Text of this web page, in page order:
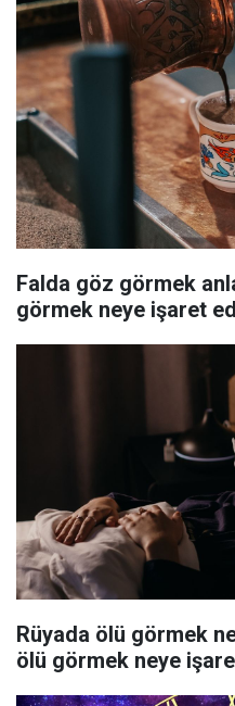
Falda göz görmek
görmek neye işaret
Rüyada ölü görmek
ölü görmek neye